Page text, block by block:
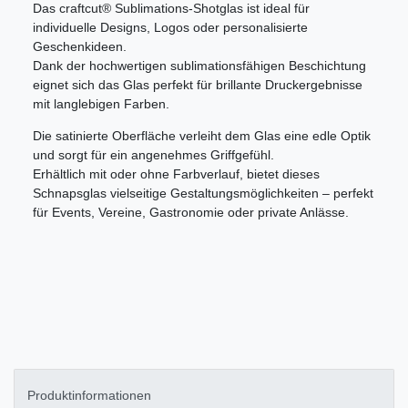
Das craftcut® Sublimations-Shotglas ist ideal für
individuelle Designs, Logos oder personalisierte
Geschenkideen.
Dank der hochwertigen sublimationsfähigen Beschichtung
eignet sich das Glas perfekt für brillante Druckergebnisse
mit langlebigen Farben.
Die satinierte Oberfläche verleiht dem Glas eine edle Optik
und sorgt für ein angenehmes Griffgefühl.
Erhältlich mit oder ohne Farbverlauf, bietet dieses
Schnapsglas vielseitige Gestaltungsmöglichkeiten – perfekt
für Events, Vereine, Gastronomie oder private Anlässe.
Produktinformationen